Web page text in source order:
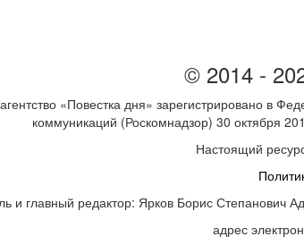
© 2014 -
«Повестка дня» зарегистрировано в
коммуникаций (Роскомнадзор) 30 октября
Настоящий
и главный редактор: Ярков Борис Степанович
адрес